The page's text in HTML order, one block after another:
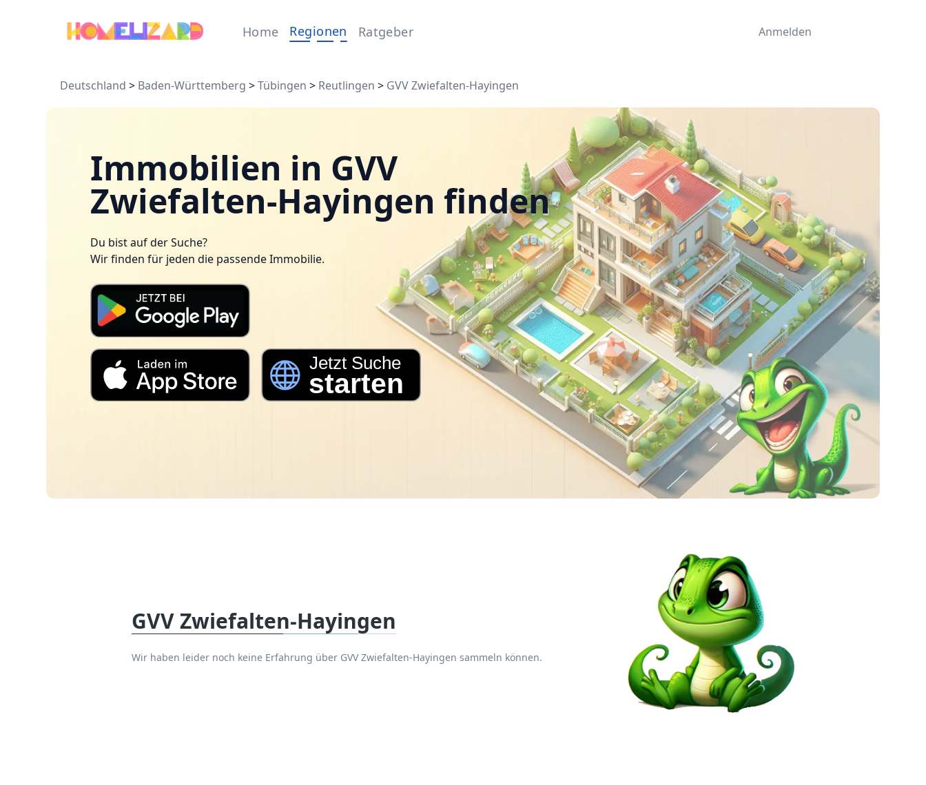
Home Regionen Ratgeber Anmelden
Deutschland > Baden-Württemberg >Tübingen > Reutlingen > GVV Zwiefalten-Hayingen
Immobilien in GVV
Zwiefalten-Hayingen finden
Du bist auf der Suche?
Wir finden für jeden die passende Immobilie.
GVV Zwiefalten-Hayingen
Wir haben leider noch keine Erfahrung über GVV Zwiefalten-Hayingen sammeln können.